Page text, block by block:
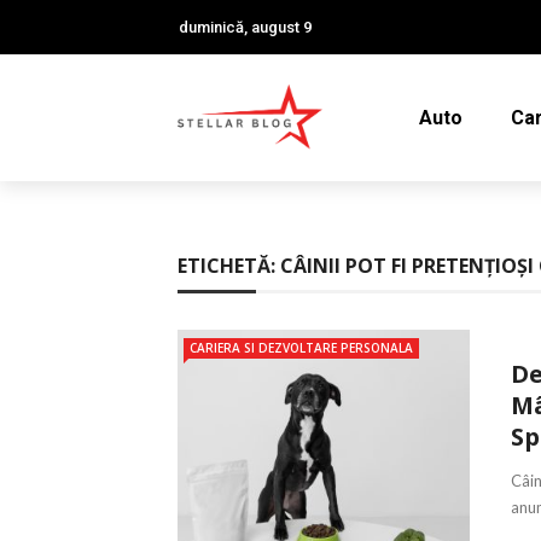
duminică, august 9
Auto
ETICHETĂ: CÂINII POT FI
CARIERA SI DEZVOLTARE PERSONALA